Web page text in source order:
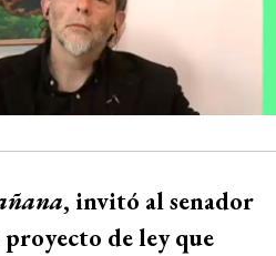
, invitó al senador
de ley que